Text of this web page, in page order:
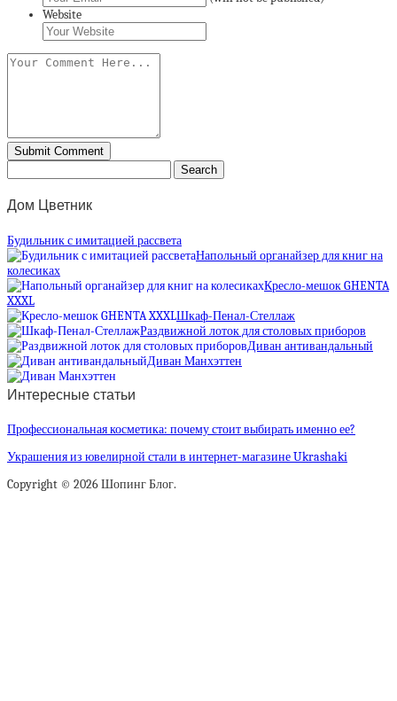
Website
Дом Цветник
Будильник с имитацией рассвета
Напольный органайзер для книг на
колесиках
Кресло-мешок GHENTA
XXXL
Шкаф-Пенал-Стеллаж
Раздвижной лоток для столовых приборов
Диван антивандальный
Диван Манхэттен
Интересные статьи
Профессиональная косметика: почему стоит выбирать именно ее?
Украшения из ювелирной стали в интернет-магазине Ukrashaki
Copyright © 2026 Шопинг Блог.